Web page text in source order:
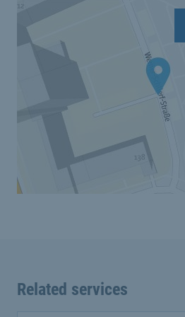
Related services